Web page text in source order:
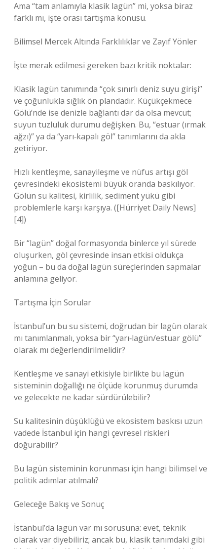
Ama “tam anlamıyla klasik lagün” mi, yoksa biraz
farklı mı, işte orası tartışma konusu.
Bilimsel Mercek Altında Farklılıklar ve Zayıf Yönler
İşte merak edilmesi gereken bazı kritik noktalar:
Klasik lagün tanımında “çok sınırlı deniz suyu girişi”
ve çoğunlukla sığlık ön plandadır. Küçükçekmece
Gölü’nde ise denizle bağlantı dar da olsa mevcut;
suyun tuzluluk durumu değişken. Bu, “estuar (ırmak
ağzı)” ya da “yarı‐kapalı göl” tanımlarını da akla
getiriyor.
Hızlı kentleşme, sanayileşme ve nüfus artışı göl
çevresindeki ekosistemi büyük oranda baskılıyor.
Gölün su kalitesi, kirlilik, sediment yükü gibi
problemlerle karşı karşıya. ([Hürriyet Daily News]
[4])
Bir “lagün” doğal formasyonda binlerce yıl sürede
oluşurken, göl çevresinde insan etkisi oldukça
yoğun – bu da doğal lagün süreçlerinden sapmalar
anlamına geliyor.
Tartışma İçin Sorular
İstanbul’un bu su sistemi, doğrudan bir lagün olarak
mı tanımlanmalı, yoksa bir “yarı‐lagün/estuar gölü”
olarak mı değerlendirilmelidir?
Kentleşme ve sanayi etkisiyle birlikte bu lagün
sisteminin doğallığı ne ölçüde korunmuş durumda
ve gelecekte ne kadar sürdürülebilir?
Su kalitesinin düşüklüğü ve ekosistem baskısı uzun
vadede İstanbul için hangi çevresel riskleri
doğurabilir?
Bu lagün sisteminin korunması için hangi bilimsel ve
politik adımlar atılmalı?
Geleceğe Bakış ve Sonuç
İstanbul’da lagün var mı sorusuna: evet, teknik
olarak var diyebiliriz; ancak bu, klasik tanımdaki gibi